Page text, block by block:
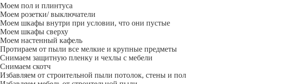
Моем пол и плинтуса
Моем розетки/ выключатели
Моем шкафы внутри при условии, что они пустые
Моем шкафы сверху
Моем настенный кафель
Протираем от пыли все мелкие и крупные предметы
Снимаем защитную пленку и чехлы с мебели
Снимаем скотч
Избавляем от строительной пыли потолок, стены и пол